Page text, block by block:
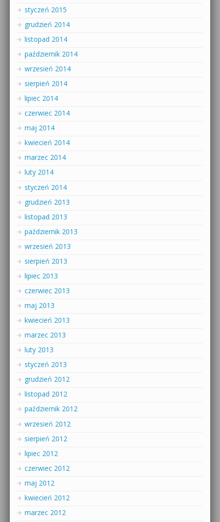
styczeń 2015
grudzień 2014
listopad 2014
październik 2014
wrzesień 2014
sierpień 2014
lipiec 2014
czerwiec 2014
maj 2014
kwiecień 2014
marzec 2014
luty 2014
styczeń 2014
grudzień 2013
listopad 2013
październik 2013
wrzesień 2013
sierpień 2013
lipiec 2013
czerwiec 2013
maj 2013
kwiecień 2013
marzec 2013
luty 2013
styczeń 2013
grudzień 2012
listopad 2012
październik 2012
wrzesień 2012
sierpień 2012
lipiec 2012
czerwiec 2012
maj 2012
kwiecień 2012
marzec 2012